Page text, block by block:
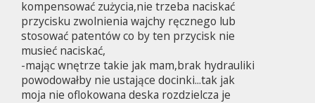
kompensować zużycia,nie trzeba naciskać
przycisku zwolnienia wajchy ręcznego lub
stosować patentów co by ten przycisk nie
musieć naciskać,
-mając wnętrze takie jak mam,brak hydrauliki
powodowałby nie ustające docinki...tak jak
moja nie oflokowana deska rozdzielcza je